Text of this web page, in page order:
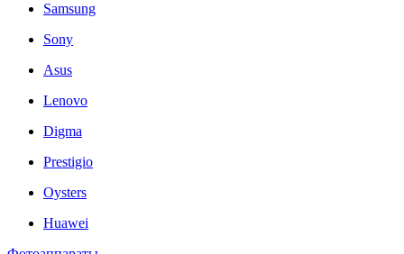
Samsung
Sony
Asus
Lenovo
Digma
Prestigio
Oysters
Huawei